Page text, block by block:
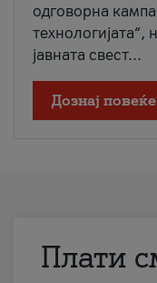
одговорна
технологијата“,
јавната свест...
Дознај повеќе
Плати